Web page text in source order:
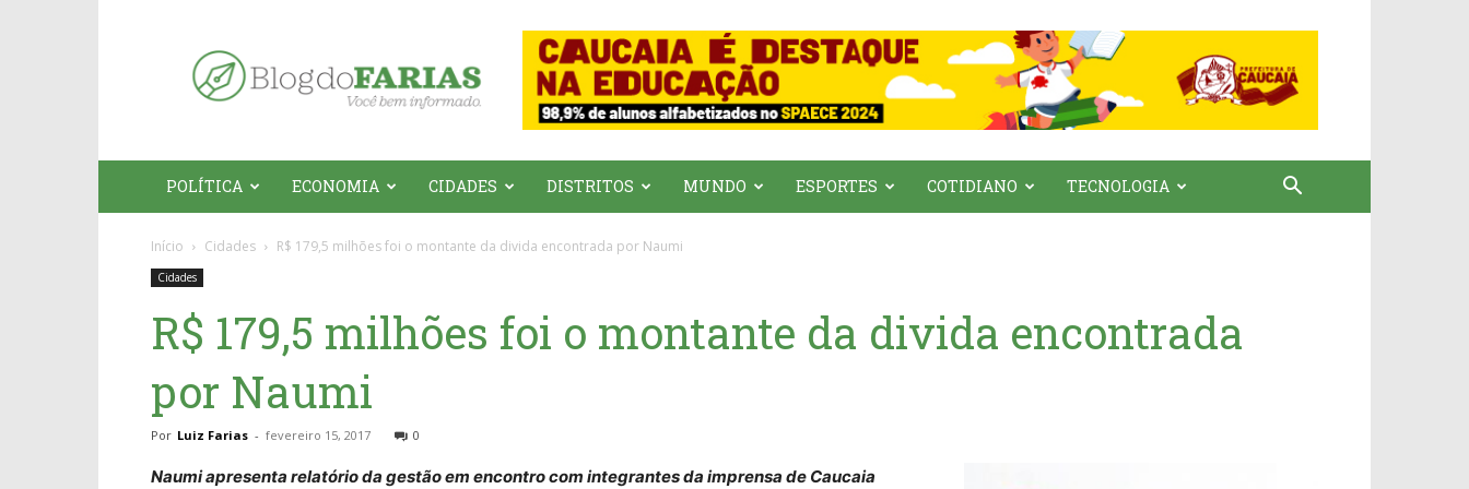
do
Farias
POLÍTICA ECONOMIA CIDADES DISTRITOS MUNDO ESPORTES COTIDIANO TECNOLOGIA
Início Cidades R$ 179,5 milhões foi o montante da divida encontrada por Naumi
Cidades
R$ 179,5 milhões foi o montante da divida encontrada
por Naumi
Por Luiz Farias - fevereiro 15, 2017 0
Naumi apresenta relatório da gestão em encontro com integrantes da imprensa de Caucaia